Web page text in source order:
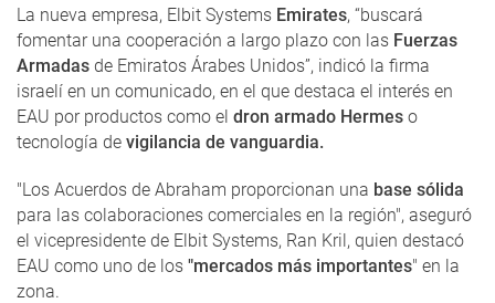
La nueva empresa, Elbit Systems Emirates, “buscará
fomentar una cooperación a largo plazo con las Fuerzas
Armadas de Emiratos Árabes Unidos”, indicó la firma
israelí en un comunicado, en el que destaca el interés en
EAU por productos como el dron armado Hermes o
tecnología de vigilancia de vanguardia.
"Los Acuerdos de Abraham proporcionan una base sólida
para las colaboraciones comerciales en la región", aseguró
el vicepresidente de Elbit Systems, Ran Kril, quien destacó
EAU como uno de los "mercados más importantes" en la
zona.